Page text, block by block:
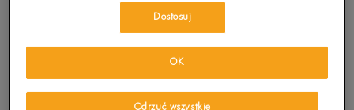
TIMBERLAND GLIDDEN CAMP
99,99zł
Dostosuj
Odrzuć wszystkie
OK